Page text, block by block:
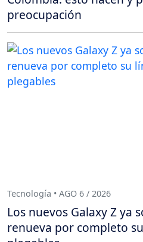
preocupación
Tecnología • AGO 6 / 2026
Los nuevos Galaxy Z ya
renueva por completo